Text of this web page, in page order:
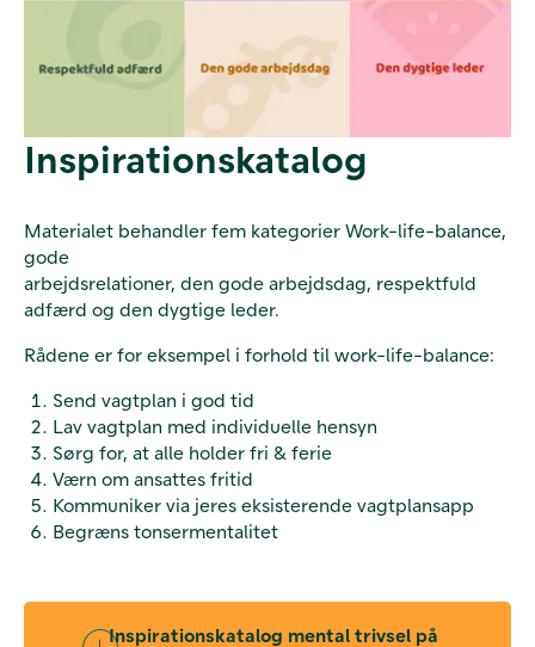
Inspirationskatalog
Materialet behandler fem kategorier Work-life-balance,
gode
arbejdsrelationer, den gode arbejdsdag, respektfuld
adfærd og den dygtige leder.
Rådene er for eksempel i forhold til work-life-balance:
Send vagtplan i god tid
Lav vagtplan med individuelle hensyn
Sørg for, at alle holder fri & ferie
Værn om ansattes fritid
Kommuniker via jeres eksisterende vagtplansapp
Begræns tonsermentalitet
Inspirationskatalog mental trivsel på